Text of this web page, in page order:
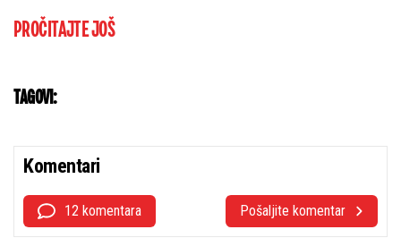
PROČITAJTE JOŠ
TAGOVI:
Komentari
12 komentara Pošaljite komentar